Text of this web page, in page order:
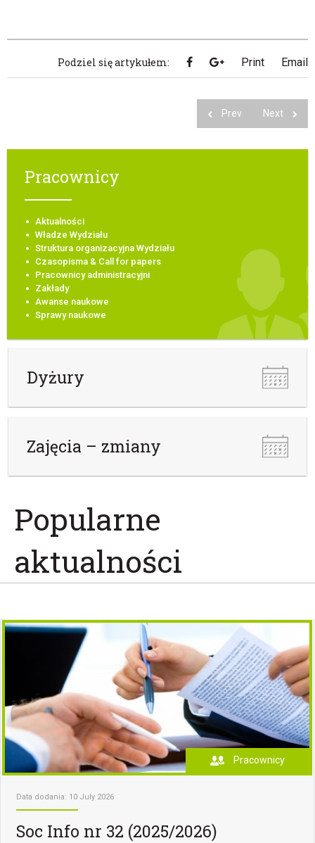
Podziel się artykułem: Print Email
Prev Next
Pracownicy
Aktualności
Władze Wydziału
Struktura organizacyjna Wydziału
Czasopisma & Call for papers
Pracownicy administracyjni
Zakłady
Awanse naukowe
Sprawy naukowe
Dyżury
Zajęcia – zmiany
Popularne
aktualności
Pracownicy
Data dodania: 10 July 2026
Soc Info nr 32 (2025/2026)